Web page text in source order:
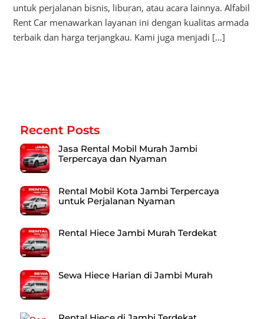
untuk perjalanan bisnis, liburan, atau acara lainnya. Alfabil
Rent Car menawarkan layanan ini dengan kualitas armada
terbaik dan harga terjangkau. Kami juga menjadi […]
Recent Posts
Jasa Rental Mobil Murah Jambi
Terpercaya dan Nyaman
Rental Mobil Kota Jambi Terpercaya
untuk Perjalanan Nyaman
Rental Hiece Jambi Murah Terdekat
Sewa Hiece Harian di Jambi Murah